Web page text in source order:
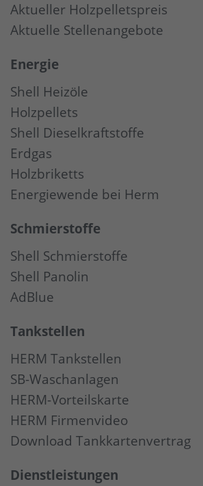
Aktueller Holzpelletspreis
Aktuelle Stellenangebote
Energie
Shell Heizöle
Holzpellets
Shell Dieselkraftstoffe
Erdgas
Holzbriketts
Energiewende bei Herm
Schmierstoffe
Shell Schmierstoffe
Shell Panolin
AdBlue
Tankstellen
HERM Tankstellen
SB-Waschanlagen
HERM-Vorteilskarte
HERM Firmenvideo
Download Tankkartenvertrag
Dienstleistungen